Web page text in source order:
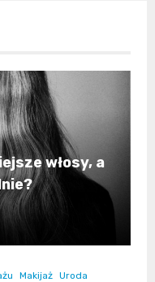
włosy, a
Makijaż Uroda